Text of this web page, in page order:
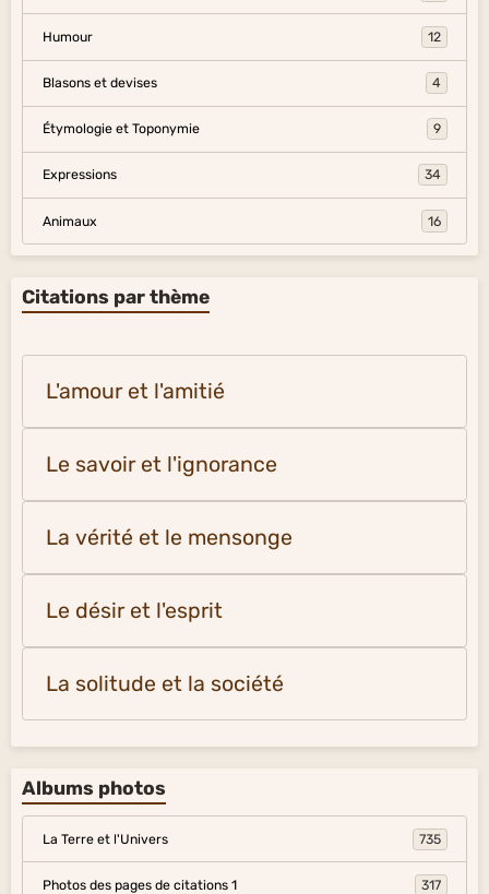
Humour 12
Blasons et devises 4
Étymologie et Toponymie 9
Expressions 34
Animaux 16
Citations par thème
L'amour et l'amitié
Le savoir et l'ignorance
La vérité et le mensonge
Le désir et l'esprit
La solitude et la société
Albums photos
La Terre et l'Univers 735
Photos des pages de citations 1 317